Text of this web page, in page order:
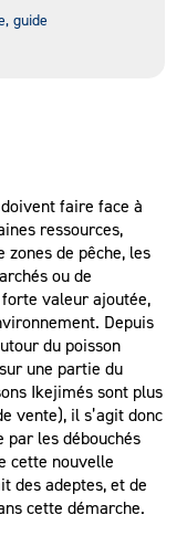
guide
faire face à
ressources,
zones de pêche, les
ou de
valeur ajoutée,
Depuis
du poisson
une partie du
Ikejimés sont plus
vente), il s’agit donc
par les débouchés
cette nouvelle
des adeptes, et de
cette démarche.